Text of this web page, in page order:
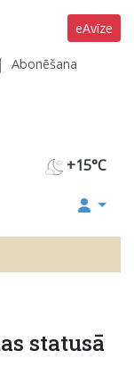
eAvīze
Abonēšana
+15°C
statusā